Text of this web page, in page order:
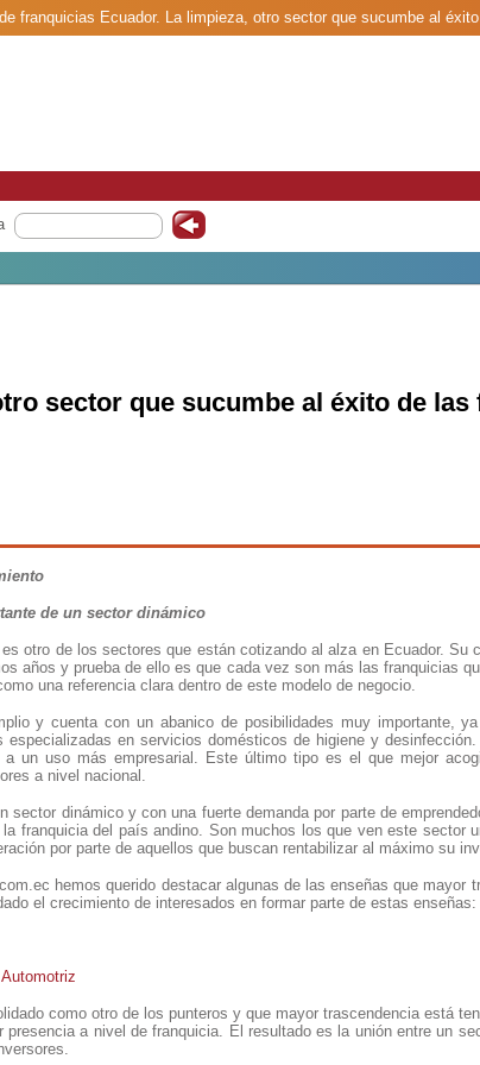
franquicias Ecuador. La limpieza, otro sector que sucumbe al
sector que sucumbe al éxito de
de un sector dinámico
otro de los sectores que están cotizando al alza en Ecuador. Su
años y prueba de ello es que cada vez son más las franquicias
una referencia clara dentro de este modelo de negocio.
y cuenta con un abanico de posibilidades muy importante,
especializadas en servicios domésticos de higiene y
a un uso más empresarial. Este último tipo es el que mejor
a nivel nacional.
sector dinámico y con una fuerte demanda por parte de
la franquicia del país andino. Son muchos los que ven este
por parte de aquellos que buscan rentabilizar al máximo su
hemos querido destacar algunas de las enseñas que
el crecimiento de interesados en formar parte de estas enseñas:
como otro de los punteros y que mayor trascendencia está
presencia a nivel de franquicia. El resultado es la unión entre un